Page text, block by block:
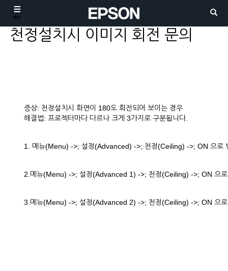
메뉴
천정설치시 이미지 회전 문의
증상: 천정설치시 화면이 180도 회전되어 보이는 경우
해결법: 프로젝터마다 다르나 크게 3가지로 구분됩니다.
1. 메뉴(Menu) ->; 설정(Advanced) ->; 천정(Ceiling) ->; ON 으로
2.메뉴(Menu) ->; 설정(Advanced 1) ->; 천정(Ceiling) ->; ON 으
3.메뉴(Menu) ->; 설정(Advanced 2) ->; 천정(Ceiling) ->; ON 으